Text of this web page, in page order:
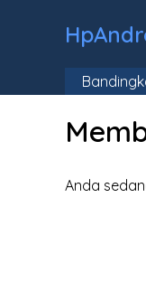
Anda